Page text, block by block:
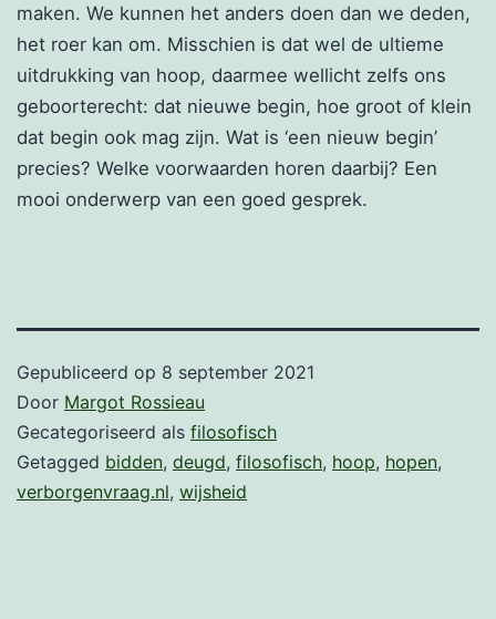
maken. We kunnen het anders doen dan we deden,
het roer kan om. Misschien is dat wel de ultieme
uitdrukking van hoop, daarmee wellicht zelfs ons
geboorterecht: dat nieuwe begin, hoe groot of klein
dat begin ook mag zijn. Wat is ‘een nieuw begin’
precies? Welke voorwaarden horen daarbij? Een
mooi onderwerp van een goed gesprek.
Gepubliceerd op 8 september 2021
Door Margot Rossieau
Gecategoriseerd als filosofisch
Getagged bidden, deugd, filosofisch, hoop, hopen,
verborgenvraag.nl, wijsheid